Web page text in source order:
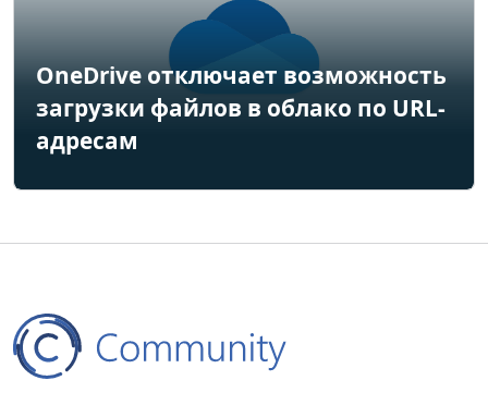
OneDrive отключает возможность
загрузки файлов в облако по URL-
адресам